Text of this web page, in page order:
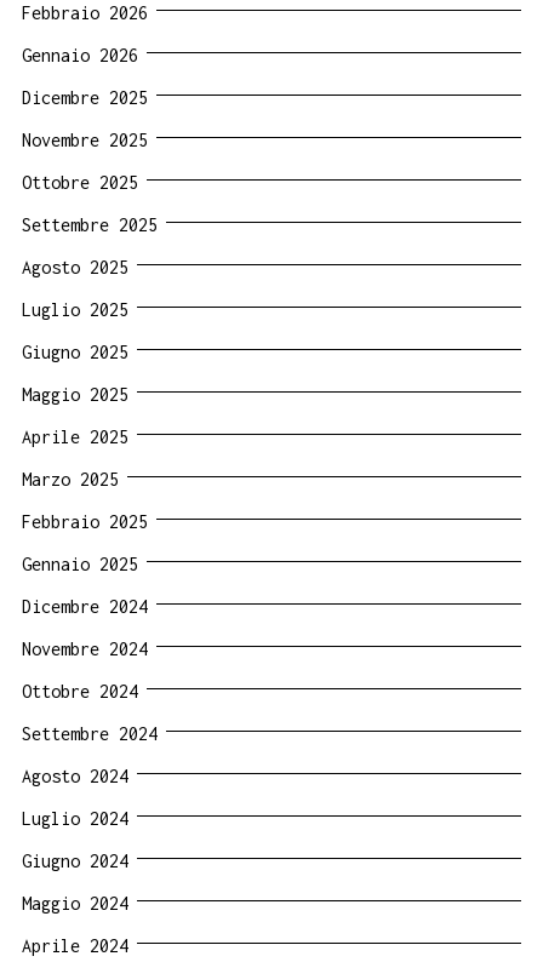
Febbraio 2026
Gennaio 2026
Dicembre 2025
Novembre 2025
Ottobre 2025
Settembre 2025
Agosto 2025
Luglio 2025
Giugno 2025
Maggio 2025
Aprile 2025
Marzo 2025
Febbraio 2025
Gennaio 2025
Dicembre 2024
Novembre 2024
Ottobre 2024
Settembre 2024
Agosto 2024
Luglio 2024
Giugno 2024
Maggio 2024
Aprile 2024